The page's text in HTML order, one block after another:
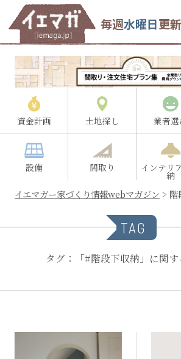
毎週水曜日更新
資金計画 土地探し 業者
設備 間取り インテリ
納
イエマガー家づくり情報webマガジン > 階
TAG
タグ：「#階段下収納」に関